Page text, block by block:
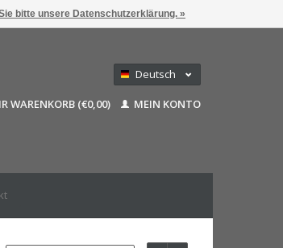
Deutsch
Français
WARENKORB (€0,00) MEIN KONTO
bitte unsere Datenschutzerklärung. »